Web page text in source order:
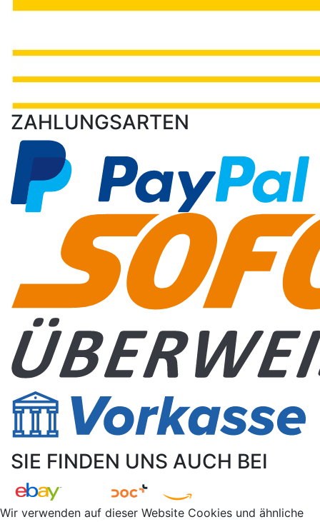
ZAHLUNGSARTEN
SIE FINDEN UNS AUCH BEI
Wir verwenden auf dieser Website Cookies und ähnliche